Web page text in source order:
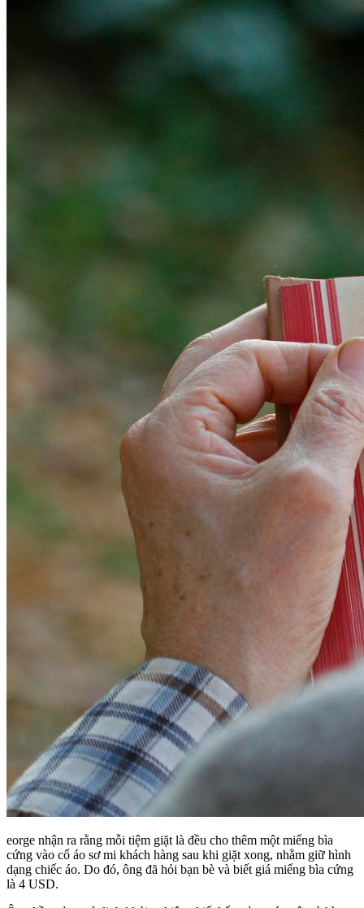
eorge nhận ra rằng mỗi tiệm giặt là đều cho thêm một miếng bìa
cứng vào cổ áo sơ mi khách hàng sau khi giặt xong, nhằm giữ hình
dạng chiếc áo. Do đó, ông đã hỏi bạn bè và biết giá miếng bìa cứng
là 4 USD.